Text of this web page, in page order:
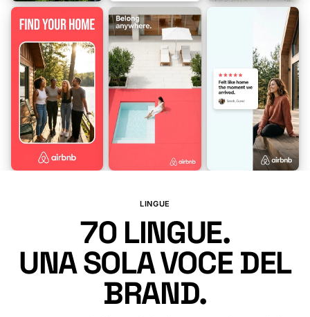
🇿🇦 🇦🇱 🇪🇹 🇸🇦
🇦🇲
🇭🇷 🇦🇿 🇪🇸
🇦🇿 🇧🇩
LINGUE
70 LINGUE.
UNA SOLA VOCE DEL
BRAND.